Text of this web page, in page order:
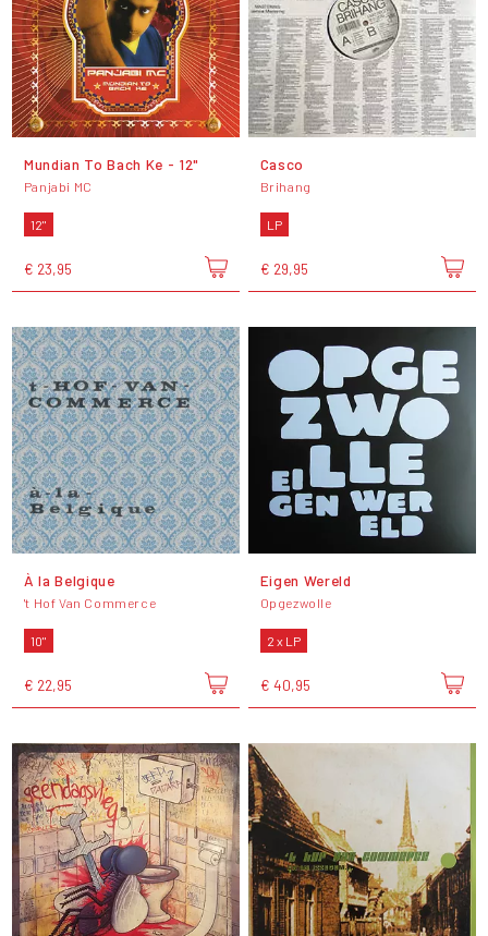
Mundian To Bach Ke - 12"
Panjabi MC
12"
€ 23,95
Casco
Brihang
LP
€ 29,95
À la Belgique
't Hof Van Commerce
10"
€ 22,95
Eigen Wereld
Opgezwolle
2 x LP
€ 40,95